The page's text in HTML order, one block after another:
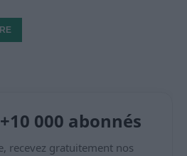
000 abonnés
recevez gratuitement nos